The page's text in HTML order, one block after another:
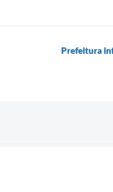
Prefeitura